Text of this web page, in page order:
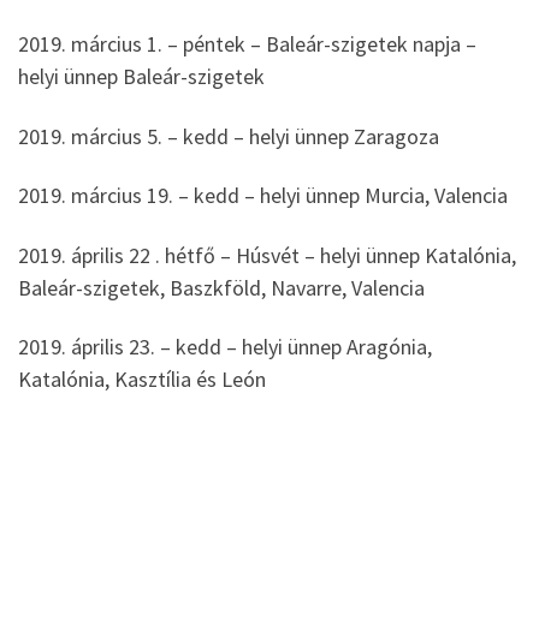
2019. március 1. – péntek – Baleár-szigetek napja –
helyi ünnep Baleár-szigetek
2019. március 5. – kedd – helyi ünnep Zaragoza
2019. március 19. – kedd – helyi ünnep Murcia, Valencia
2019. április 22 . hétfő – Húsvét – helyi ünnep Katalónia,
Baleár-szigetek, Baszkföld, Navarre, Valencia
2019. április 23. – kedd – helyi ünnep Aragónia,
Katalónia, Kasztília és León